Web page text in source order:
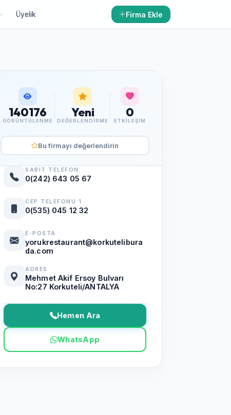
Üyelik Firma Ekle
140176
GÖRÜNTÜLENME
Yeni
DEĞERLENDIRME
0
ETKILEŞIM
Bu firmayı değerlendirin
SABIT TELEFON
0(242) 643 05 67
CEP TELEFONU 1
0(535) 045 12 32
E-POSTA
yorukrestaurant@korkutelibura
da.com
ADRES
Mehmet Akif Ersoy Bulvarı
No:27 Korkuteli/ANTALYA
Hemen Ara
WhatsApp